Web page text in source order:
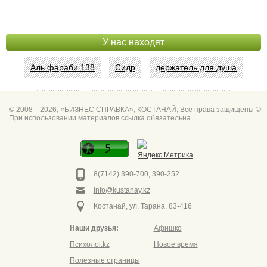
У нас находят
Аль фараби 138 Сидр держатель для душа
© 2008—2026, «БИЗНЕС СПРАВКА», КОСТАНАЙ, Все права защищены ©
При использовании материалов ссылка обязательна.
8(7142) 390-700, 390-252
info@kustanay.kz
Костанай, ул. Тарана, 83-416
Наши друзья:
Психолог.kz
Полезные страницы
Афишко
Новое время